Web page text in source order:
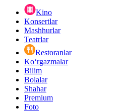
Kino
Konsertlar
Mashhurlar
Teatrlar
Restoranlar
Ko‘rgazmalar
Bilim
Bolalar
Shahar
Premium
Foto